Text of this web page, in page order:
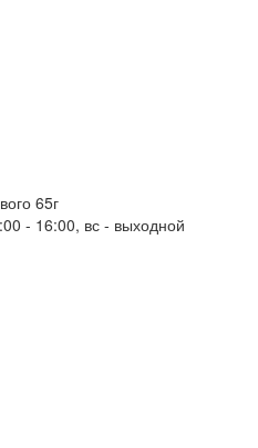
65г
- 16:00, вс - выходной